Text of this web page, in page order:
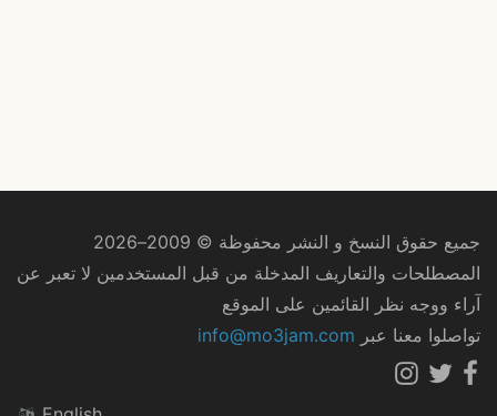
جميع حقوق النسخ و النشر محفوظة © 2009–2026
المصطلحات والتعاريف المدخلة من قبل المستخدمين لا تعبر عن
آراء ووجه نظر القائمين على الموقع
تواصلوا معنا عبر info@mo3jam.com